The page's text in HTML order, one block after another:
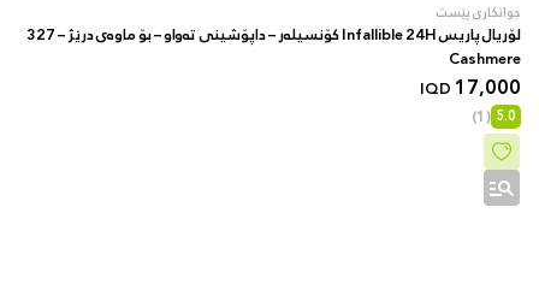
جوانکاری پێست
لۆریال پاریس Infallible 24H کۆنسیلەر – داپۆشینی تەواو – بۆ ماوەی درێژ – 327
Cashmere
17,000
IQD
5.0
(1)